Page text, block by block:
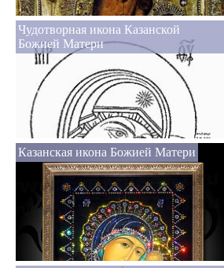
Чудотворная икона Казанской
Божией Матери
Казанская икона Божией Матери